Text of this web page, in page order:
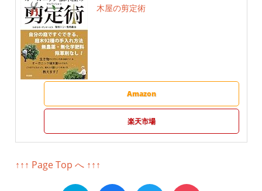
木屋の剪定術
Amazon
楽天市場
↑↑↑ Page Top へ ↑↑↑